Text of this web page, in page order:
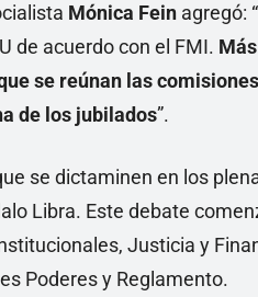
Mónica Fein agregó:
de acuerdo con el FMI.
se reúnan las
de los jubilados”.
se dictaminen en los
Libra. Este debate
Justicia y
Poderes y Reglamento.